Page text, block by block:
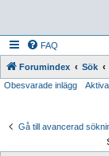
FAQ
Forumindex Sök
Obesvarade inlägg
Gå till avancerad